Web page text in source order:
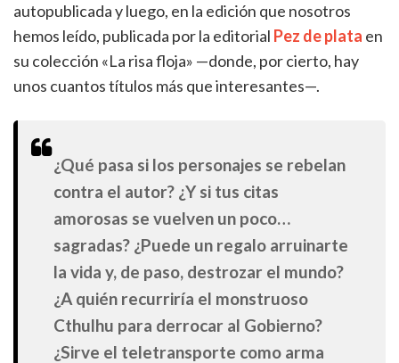
autopublicada y luego, en la edición que nosotros
hemos leído, publicada por la editorial Pez de plata en
su colección «La risa floja» —donde, por cierto, hay
unos cuantos títulos más que interesantes—.
¿Qué pasa si los personajes se rebelan
contra el autor? ¿Y si tus citas
amorosas se vuelven un poco…
sagradas? ¿Puede un regalo arruinarte
la vida y, de paso, destrozar el mundo?
¿A quién recurriría el monstruoso
Cthulhu para derrocar al Gobierno?
¿Sirve el teletransporte como arma